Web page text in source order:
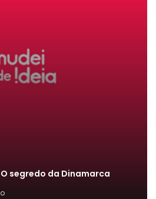
O segredo da Dinamarca